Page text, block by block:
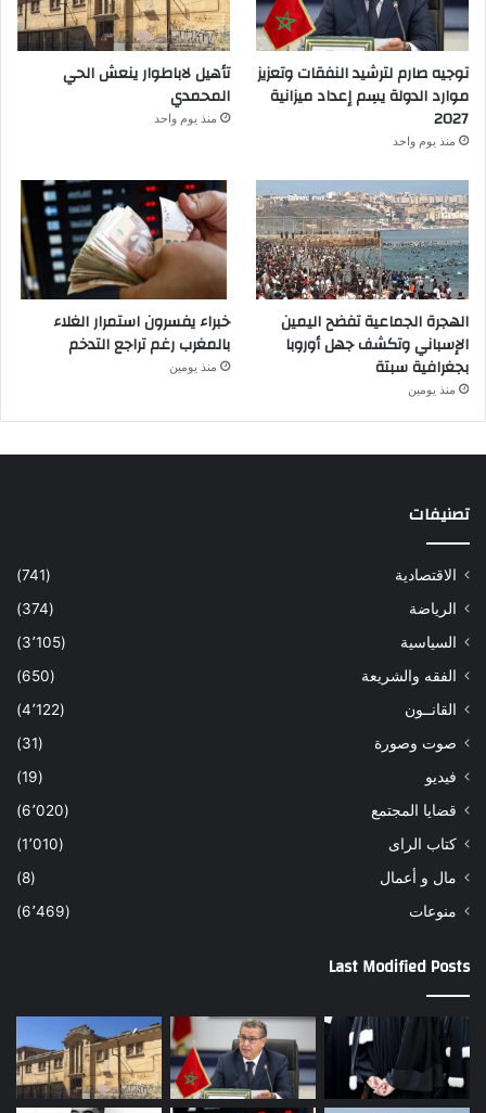
توجيه صارم لترشيد النفقات وتعزيز
موارد الدولة يسِم إعداد ميزانية
2027
منذ يوم واحد
تأهيل لاباطوار ينعش الحي
المحمدي
منذ يوم واحد
الهجرة الجماعية تفضح اليمين
الإسباني وتكشف جهل أوروبا
بجغرافية سبتة
منذ يومين
خبراء يفسرون استمرار الغلاء
بالمغرب رغم تراجع التدخم
منذ يومين
تصنيفات
الاقتصادية
(741)
الرياضة
(374)
السياسية
(3٬105)
الفقه والشريعة
(650)
القانــون
(4٬122)
صوت وصورة
(31)
فيديو
(19)
قضايا المجتمع
(6٬020)
كتاب الراى
(1٬010)
مال و أعمال
(8)
منوعات
(6٬469)
Last Modified Posts